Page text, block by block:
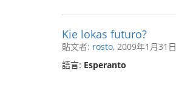
Kie lokas futuro?
貼文者: rosto, 2009年1月31日
語言: Esperanto